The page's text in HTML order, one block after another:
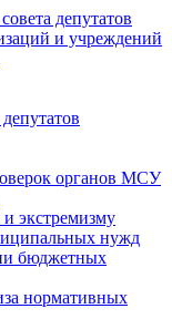
депутатов
и учреждений
органов МСУ
экстремизму
нужд
бюджетных
нормативных